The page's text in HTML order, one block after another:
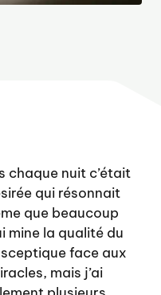
chaque nuit c’était
qui résonnait
que beaucoup
mine la qualité du
face aux
mais j’ai